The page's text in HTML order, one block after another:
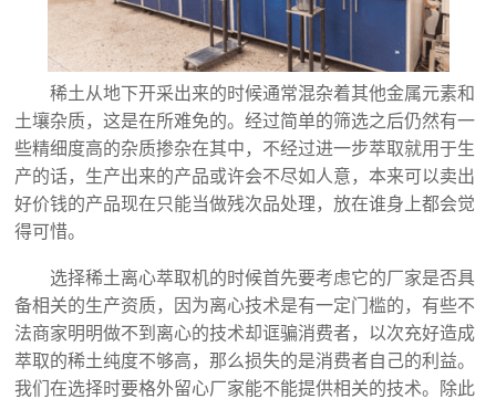
稀土从地下开采出来的时候通常混杂着其他金属元素和
土壤杂质，这是在所难免的。经过简单的筛选之后仍然有一
些精细度高的杂质掺杂在其中，不经过进一步萃取就用于生
产的话，生产出来的产品或许会不尽如人意，本来可以卖出
好价钱的产品现在只能当做残次品处理，放在谁身上都会觉
得可惜。
选择稀土离心萃取机的时候首先要考虑它的厂家是否具
备相关的生产资质，因为离心技术是有一定门槛的，有些不
法商家明明做不到离心的技术却诓骗消费者，以次充好造成
萃取的稀土纯度不够高，那么损失的是消费者自己的利益。
我们在选择时要格外留心厂家能不能提供相关的技术。除此